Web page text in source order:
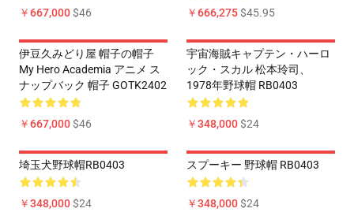
￥667,000$46 ￥666,275$45.95
伊豆久みどり屋 帽子の帽子
My Hero Academia アニメ ス
ナップバック 帽子 GOTK2402
￥667,000$46
宇宙海賊キャプテン・ハーロ
ック・スカル 松本玲司、
1978年野球帽 RB0403
￥348,000$24
埼玉犬野球帽RB0403
￥348,000$24
スプーキー 野球帽 RB0403
￥348,000$24